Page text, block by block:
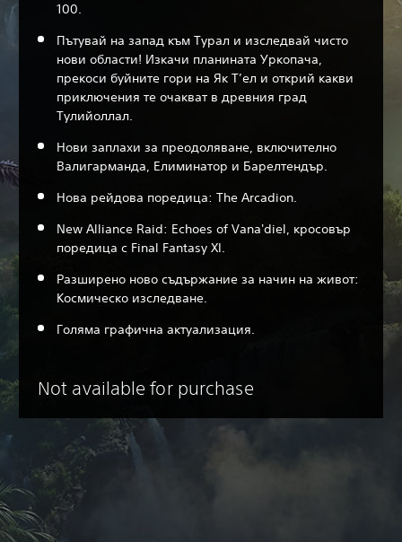
100.
Пътувай на запад към Турал и изследвай чисто
нови области! Изкачи планината Уркопача,
прекоси буйните гори на Як Т’ел и открий какви
приключения те очакват в древния град
Тулийоллал.
Нови заплахи за преодоляване, включително
Валигарманда, Елиминатор и Барелтендър.
Нова рейдова поредица: The Arcadion.
New Alliance Raid: Echoes of Vana'diel, кросовър
поредица с Final Fantasy XI.
Разширено ново съдържание за начин на живот:
Космическо изследване.
Голяма графична актуализация.
Not available for purchase